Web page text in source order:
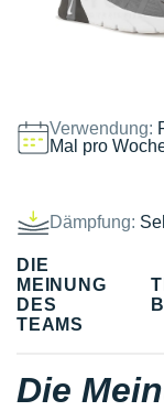
Verwendung:
Mal pro
Dämpfung:
DIE
MEINUNG
DES
TEAMS
Die